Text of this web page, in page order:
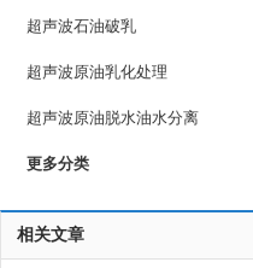
超声波石油破乳
超声波原油乳化处理
超声波原油脱水油水分离
更多分类
相关文章